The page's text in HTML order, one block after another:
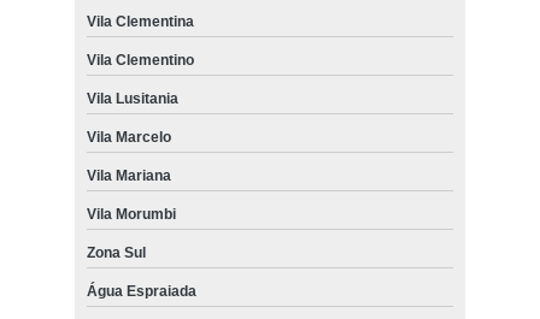
Vila Clementina
Vila Clementino
Vila Lusitania
Vila Marcelo
Vila Mariana
Vila Morumbi
Zona Sul
Água Espraiada